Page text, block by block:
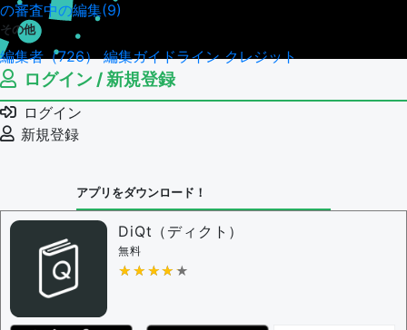
の審査中の編集(9)
その他
編集者（726）編集ガイドラインクレジット
ログイン / 新規登録
ログイン
新規登録
アプリをダウンロード！
DiQt（ディクト）
無料
★★★★★
★★★★★